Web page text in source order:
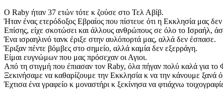
Ο Raby ήταν 37 ετών τότε κ ζούσε στο Τελ Αβίβ.
Ήταν ένας ετερόδοξος Εβραίος που πίστευε ότι η Εκκλησία μας
Επίσης, είχε σκοτώσει και άλλους ανθρώπους σε όλο το Ισραήλ,
Ένα ισραηλινό τανκ έριξε στην αυλόπορτά μας, αλλά δεν έσπασε.
Έριξαν πέντε βόμβες στο σημείο, αλλά καμία δεν εξερράγη.
Είμαι ευγνώμων που μας πρόσεχαν οι Αγιοι.
Από τη στιγμή που έπιασαν τον Raby, όλα πήγαν πολύ καλά για το
Ξεκινήσαμε να καθαρίζουμε την Εκκλησία κ να την κάνουμε ξανά
Έχτισα ένα γραφείο κ μοναστήρι κ ξεκίνησα να φτιάχνω